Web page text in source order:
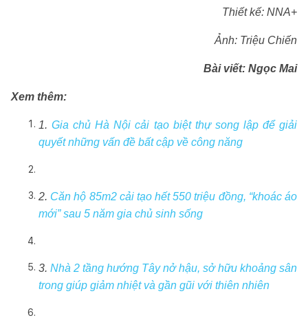
Thiết kế: NNA+
Ảnh: Triệu Chiến
Bài viết: Ngọc Mai
Xem thêm:
1.Gia chủ Hà Nội cải tạo biệt thự song lập để giải
quyết những vấn đề bất cập về công năng
2. Căn hộ 85m2 cải tạo hết 550 triệu đồng, “khoác áo
mới” sau 5 năm gia chủ sinh sống
3. Nhà 2 tầng hướng Tây nở hậu, sở hữu khoảng sân
trong giúp giảm nhiệt và gần gũi với thiên nhiên